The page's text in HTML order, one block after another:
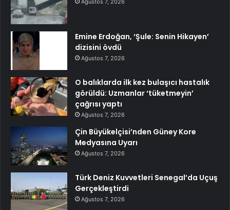
Emine Erdoğan, ‘Şule: Senin Hikayen’
dizisini övdü
Ağustos 7, 2026
O balıklarda ilk kez bulaşıcı hastalık
görüldü: Uzmanlar ‘tüketmeyin’
çağrısı yaptı
Ağustos 7, 2026
Çin Büyükelçisi’nden Güney Kore
Medyasına Uyarı
Ağustos 7, 2026
Türk Deniz Kuvvetleri Senegal’da Uçuş
Gerçekleştirdi
Ağustos 7, 2026